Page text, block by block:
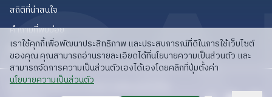
สถิติที่น่าสนใจ
คำถามที่พบบ่อยคำถามที่พบบ่อย
API สำหรับนักพัฒนาAPI สำหรับนักพัฒนา
ลิขสิทธิ์ © 2025 สวก: สำนักงานพัฒนาการวิจัย
เราใช้คุกกี้เพื่อพัฒนาประสิทธิภาพ และประสบการณ์ที่ดีในการใช้เว็บไซต์
ของคุณ คุณสามารถอ่านรายละเอียดได้ที่นโยบายความเป็นส่วนตัว และ
สามารถจัดการความเป็นส่วนตัวเองได้เองโดยคลิกที่ปุ่มตั้งค่า
read privacy policy
นโยบายความเป็นส่วนตัว